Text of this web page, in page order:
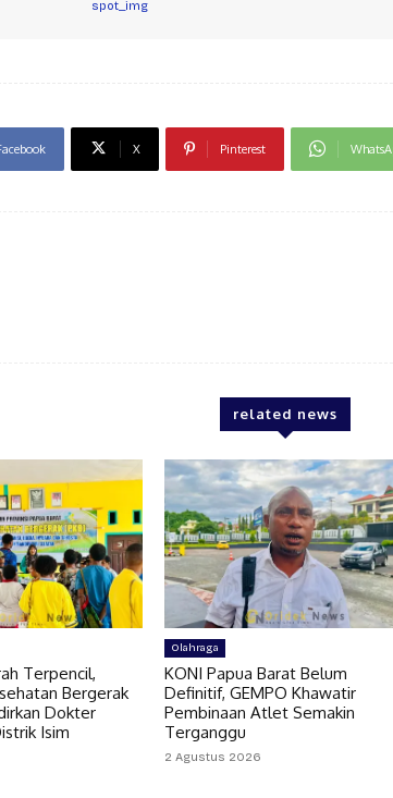
X Pinterest
related news
Terpencil,
Bergerak
Dokter
Isim
Olahraga
KONI Papua Barat Belum
Definitif, GEMPO Khawatir
Pembinaan Atlet Semakin
Terganggu
2 Agustus 2026